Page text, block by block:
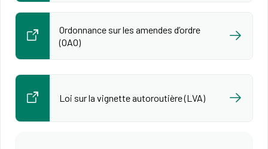
Ordonnance sur les amendes d’ordre
(OAO)
Loi sur la vignette autoroutière (LVA)